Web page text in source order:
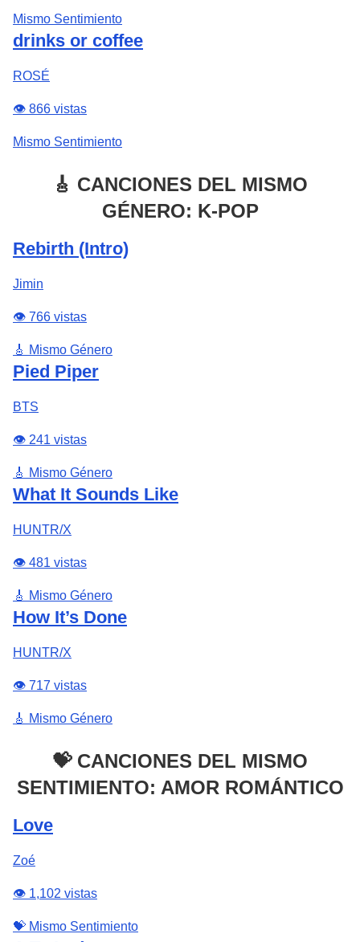
Mismo Sentimiento
drinks or coffee
ROSÉ
👁️ 866 vistas
Mismo Sentimiento
🎸 CANCIONES DEL MISMO
GÉNERO: K-POP
Rebirth (Intro)
Jimin
👁️ 766 vistas
🎸 Mismo Género
Pied Piper
BTS
👁️ 241 vistas
🎸 Mismo Género
What It Sounds Like
HUNTR/X
👁️ 481 vistas
🎸 Mismo Género
How It’s Done
HUNTR/X
👁️ 717 vistas
🎸 Mismo Género
💝 CANCIONES DEL MISMO
SENTIMIENTO: AMOR ROMÁNTICO
Love
Zoé
👁️ 1,102 vistas
💝 Mismo Sentimiento